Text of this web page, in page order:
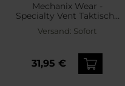
Mechanix Wear -
Specialty Vent Taktische
Handschuhe - Covert
Versand: Sofort
31,95 €